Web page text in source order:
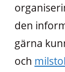
den
gärna
och